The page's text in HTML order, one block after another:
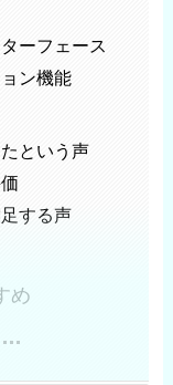
ーフェース
ン機能
という声
する声
め